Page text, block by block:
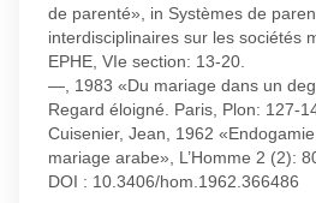
de parenté», in Systèmes de
interdisciplinaires sur les sociétés
EPHE, VIe section: 13-20.
—, 1983 «Du mariage dans un
Regard éloigné. Paris, Plon: 127-
Cuisenier, Jean, 1962
mariage arabe», L’Homme 2 (2):
DOI : 10.3406/hom.1962.366486